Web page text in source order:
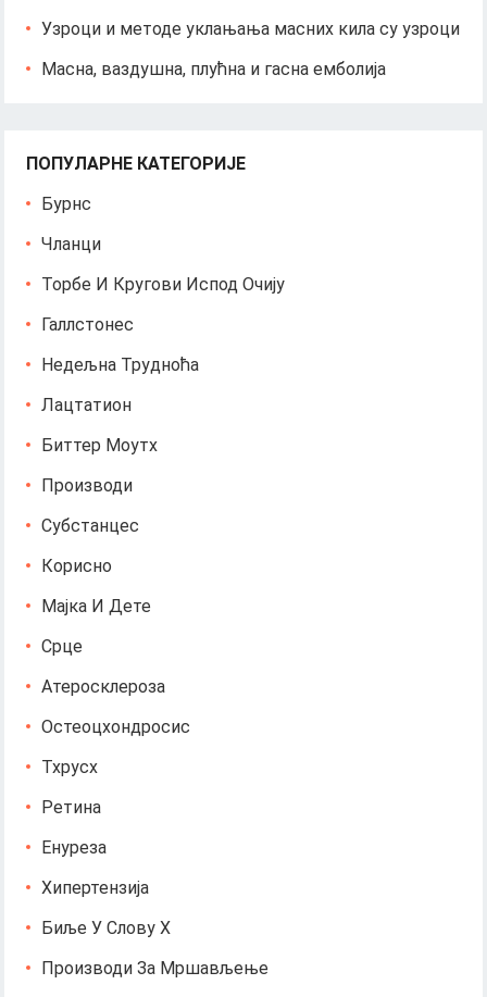
Узроци и методе уклањања масних кила су узроци
Масна, ваздушна, плућна и гасна емболија
ПОПУЛАРНЕ КАТЕГОРИЈЕ
Бурнс
Чланци
Торбе И Кругови Испод Очију
Галлстонес
Недељна Трудноћа
Лацтатион
Биттер Моутх
Производи
Субстанцес
Корисно
Мајка И Дете
Срце
Атеросклероза
Остеоцхондросис
Тхрусх
Ретина
Енуреза
Хипертензија
Биље У Слову Х
Производи За Мршављење